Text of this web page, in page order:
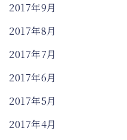
2017年9月
2017年8月
2017年7月
2017年6月
2017年5月
2017年4月